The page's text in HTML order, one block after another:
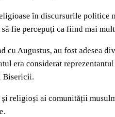
în discursurile politice
fie percepuți ca fiind mai
cu Augustus, au fost adesea
era considerat
Bisericii.
religioși ai comunității